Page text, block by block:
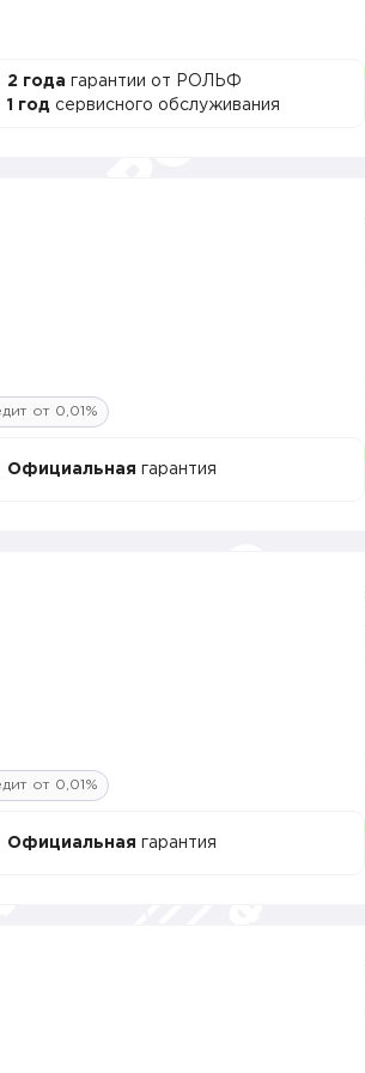
2 года гарантии от РОЛЬФ
1 год сервисного обслуживания
от 0,01%
Официальная гарантия
от 0,01%
Официальная гарантия